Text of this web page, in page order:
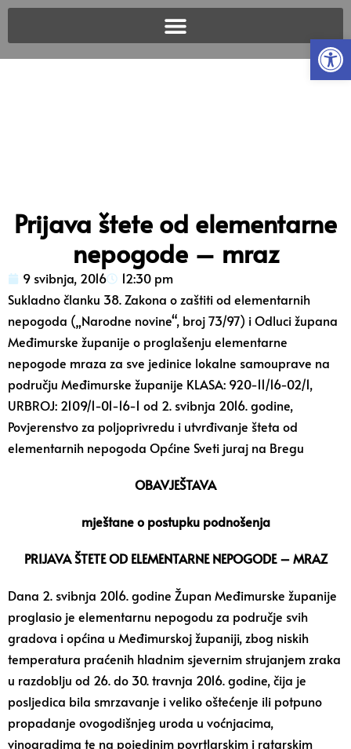
Prijava štete od elementarne
nepogode – mraz
9 svibnja, 2016
12:30 pm
Sukladno članku 38. Zakona o zaštiti od elementarnih
nepogoda („Narodne novine“, broj 73/97) i Odluci župana
Međimurske županije o proglašenju elementarne
nepogode mraza za sve jedinice lokalne samouprave na
području Međimurske županije KLASA: 920-11/16-02/1,
URBROJ: 2109/1-01-16-1 od 2. svibnja 2016. godine,
Povjerenstvo za poljoprivredu i utvrđivanje šteta od
elementarnih nepogoda Općine Sveti juraj na Bregu
OBAVJEŠTAVA
mještane o postupku podnošenja
PRIJAVA ŠTETE OD ELEMENTARNE NEPOGODE – MRAZ
Dana 2. svibnja 2016. godine Župan Međimurske županije
proglasio je elementarnu nepogodu za područje svih
gradova i općina u Međimurskoj županiji, zbog niskih
temperatura praćenih hladnim sjevernim strujanjem zraka
u razdoblju od 26. do 30. travnja 2016. godine, čija je
posljedica bila smrzavanje i veliko oštećenje ili potpuno
propadanje ovogodišnjeg uroda u voćnjacima,
vinogradima te na pojedinim povrtlarskim i ratarskim